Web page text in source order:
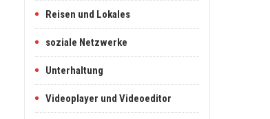
Reisen und Lokales
soziale Netzwerke
Unterhaltung
Videoplayer und Videoeditor